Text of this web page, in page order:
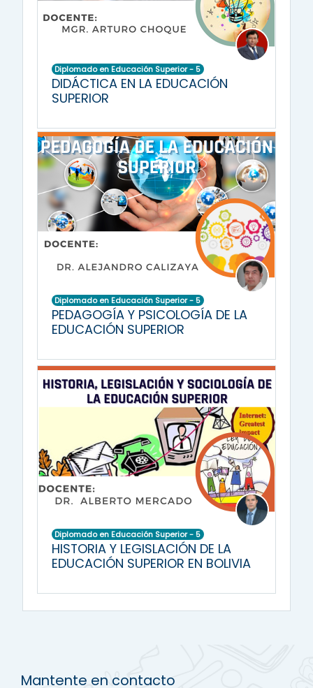
Diplomado en Educación Superior - 5
DIDÁCTICA EN LA EDUCACIÓN
SUPERIOR
Diplomado en Educación Superior - 5
PEDAGOGÍA Y PSICOLOGÍA DE LA
EDUCACIÓN SUPERIOR
Diplomado en Educación Superior - 5
HISTORIA Y LEGISLACIÓN DE LA
EDUCACIÓN SUPERIOR EN BOLIVIA
Mantente en contacto